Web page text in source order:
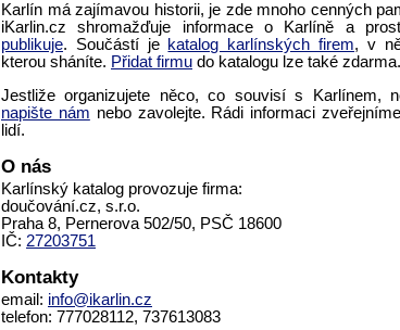
Karlín má zajímavou historii, je zde mnoho cenných
iKarlin.cz shromažďuje informace o Karlíně a
publikuje. Součástí je katalog karlínských firem, v
kterou sháníte. Přidat firmu do katalogu lze také zdarma.
Jestliže organizujete něco, co souvisí s Karlínem,
napište nám nebo zavolejte. Rádi informaci
lidí.
O nás
Karlínský katalog provozuje firma:
doučování.cz, s.r.o.
Praha 8, Pernerova 502/50, PSČ 18600
IČ: 27203751
Kontakty
email: info@ikarlin.cz
telefon: 777028112, 737613083